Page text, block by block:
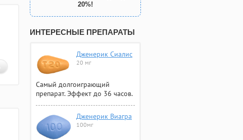
20%!
ИНТЕРЕСНЫЕ ПРЕПАРАТЫ
Дженерик Сиалис
20 мг
Самый долгоиграющий
препарат. Эффект до 36 часов.
Дженерик Виагра
100мг